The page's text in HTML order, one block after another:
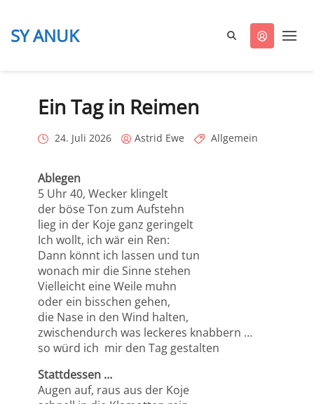
SY ANUK
Aktuelles
Ein Tag in Reimen
Posted
24. Juli 2026
Posted
Astrid Ewe Categories
Allgemein
Ablegen
5 Uhr 40, Wecker klingelt
der böse Ton zum Aufstehn
lieg in der Koje ganz geringelt
Ich wollt, ich wär ein Ren:
Dann könnt ich lassen und tun
wonach mir die Sinne stehen
Vielleicht eine Weile muhn
oder ein bisschen gehen,
die Nase in den Wind halten,
zwischendurch was leckeres knabbern …
so würd ich mir den Tag gestalten
Stattdessen …
Augen auf, raus aus der Koje